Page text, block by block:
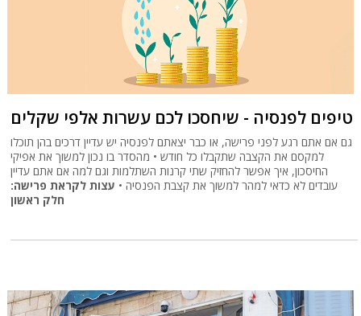
טיפים לפנסיה - שיחסכו לכם עשרות אלפי שקלים
גם אם אתם רגע לפני פרישה, או כבר יצאתם לפנסיה יש עדיין דרכים בהן תוכלו
למקסם את הקצבה שתקבלו כל חודש • מהסדר בו נכון למשוך את אפיקי
החיסכון, איך אפשר להחזיק שתי קרנות השתלמות וגם למה אם אתם עדיין
עובדים לא כדאי למהר למשוך את קצבת הפנסיה • עצות לקראת פרישה:
חלק ראשון